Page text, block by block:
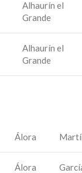
Alhaurín el
Grande
Alhaurín el
Grande
Álora
Álora